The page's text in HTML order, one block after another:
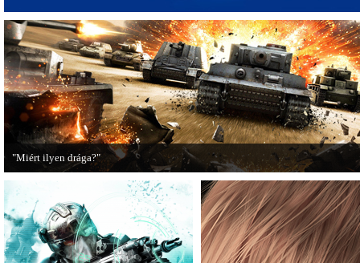
"Miért ilyen drága?"
A PC Guru utánajárt, miért kerülnek olyan sokba a AAA-kategóriás